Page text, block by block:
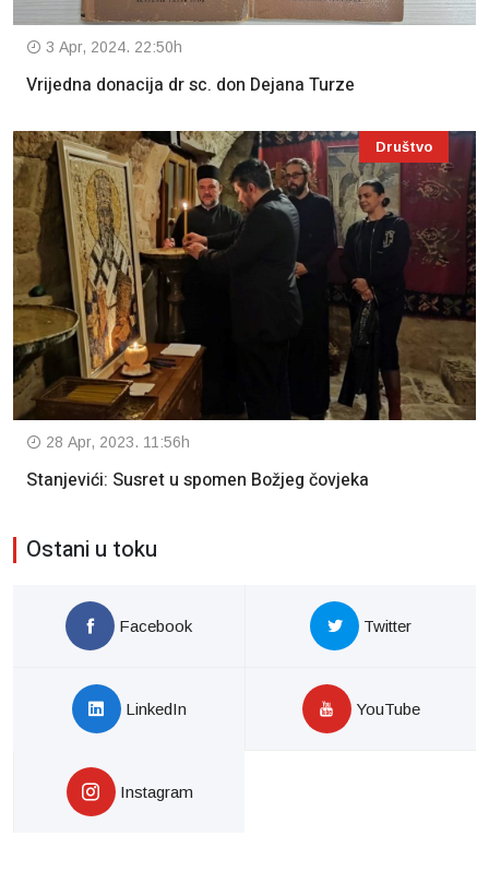
3 Apr, 2024. 22:50h
Vrijedna donacija dr sc. don Dejana Turze
Društvo
28 Apr, 2023. 11:56h
Stanjevići: Susret u spomen Božjeg čovjeka
Ostani u toku
Facebook Twitter
LinkedIn YouTube
Instagram